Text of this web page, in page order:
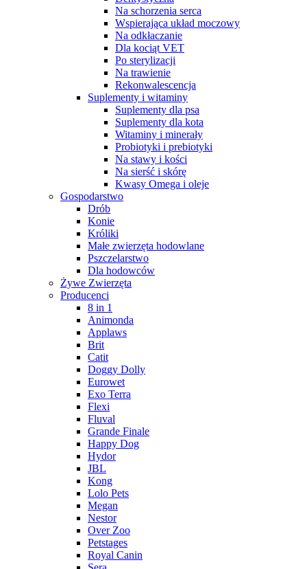
Na schorzenia serca
Wspierająca układ moczowy
Na odkłaczanie
Dla kociąt VET
Po sterylizacji
Na trawienie
Rekonwalescencja
Suplementy i witaminy
Suplementy dla psa
Suplementy dla kota
Witaminy i minerały
Probiotyki i prebiotyki
Na stawy i kości
Na sierść i skórę
Kwasy Omega i oleje
Gospodarstwo
Drób
Konie
Króliki
Małe zwierzęta hodowlane
Pszczelarstwo
Dla hodowców
Żywe Zwierzęta
Producenci
8 in 1
Animonda
Applaws
Brit
Catit
Doggy Dolly
Eurowet
Exo Terra
Flexi
Fluval
Grande Finale
Happy Dog
Hydor
JBL
Kong
Lolo Pets
Megan
Nestor
Over Zoo
Petstages
Royal Canin